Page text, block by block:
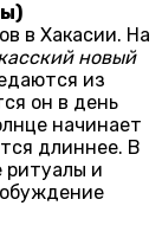
в Хакасии. На
новый
из
он в день
начинает
длиннее. В
ритуалы и